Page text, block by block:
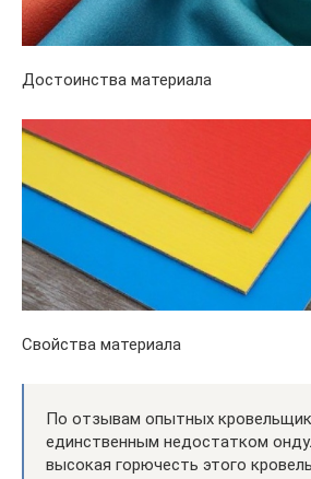
Достоинства материала
Свойства материала
По отзывам опытных
единственным недостатком
высокая горючесть этого